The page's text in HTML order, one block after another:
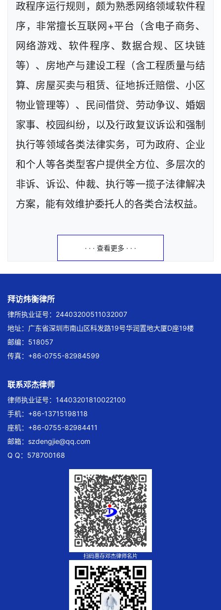
政程序运行规则，颇为熟悉网络领域软件程
序，非常擅长互联网+平台（含电子商务、
网络游戏、软件程序、数据合规、区块链
等）、房地产与建设工程（含工程质量与结
算、房屋买卖与租赁、征地拆迁赔偿、小区
物业管理等）、民间借贷、劳动争议、婚姻
家事、校园纠纷，以及行政复议诉讼和强制
执行等领域各类法律实务，可为政府、企业
和个人等各类型客户提供全方位、多层次的
非诉、诉讼、仲裁、执行等一揽子法律解决
方案，能有效维护委托人的各类合法权益。
· · · 查看更多 · · ·
拜访炜衡律所
律所执业证号：24403200511032007
地址：广东省深圳市南山区科发路19号华润置地大厦D座19楼
邮编：518057
传真：+86-0755-82984599
联系邓杰律师
律师执业证号：14403201810022100
手机：+86-13715198118
座机：+86-0755-82984411
邮箱： szdengjie@qq.com
Q Q：578700168
扫码惠存邓杰律师名片